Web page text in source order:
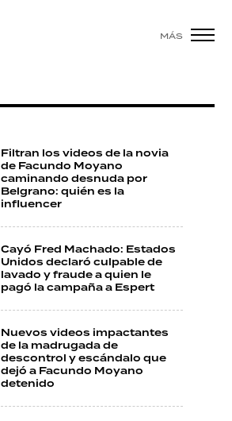
MÁS
Filtran los videos de la novia
de Facundo Moyano
caminando desnuda por
Belgrano: quién es la
influencer
Cayó Fred Machado: Estados
Unidos declaró culpable de
lavado y fraude a quien le
pagó la campaña a Espert
Nuevos videos impactantes
de la madrugada de
descontrol y escándalo que
dejó a Facundo Moyano
detenido